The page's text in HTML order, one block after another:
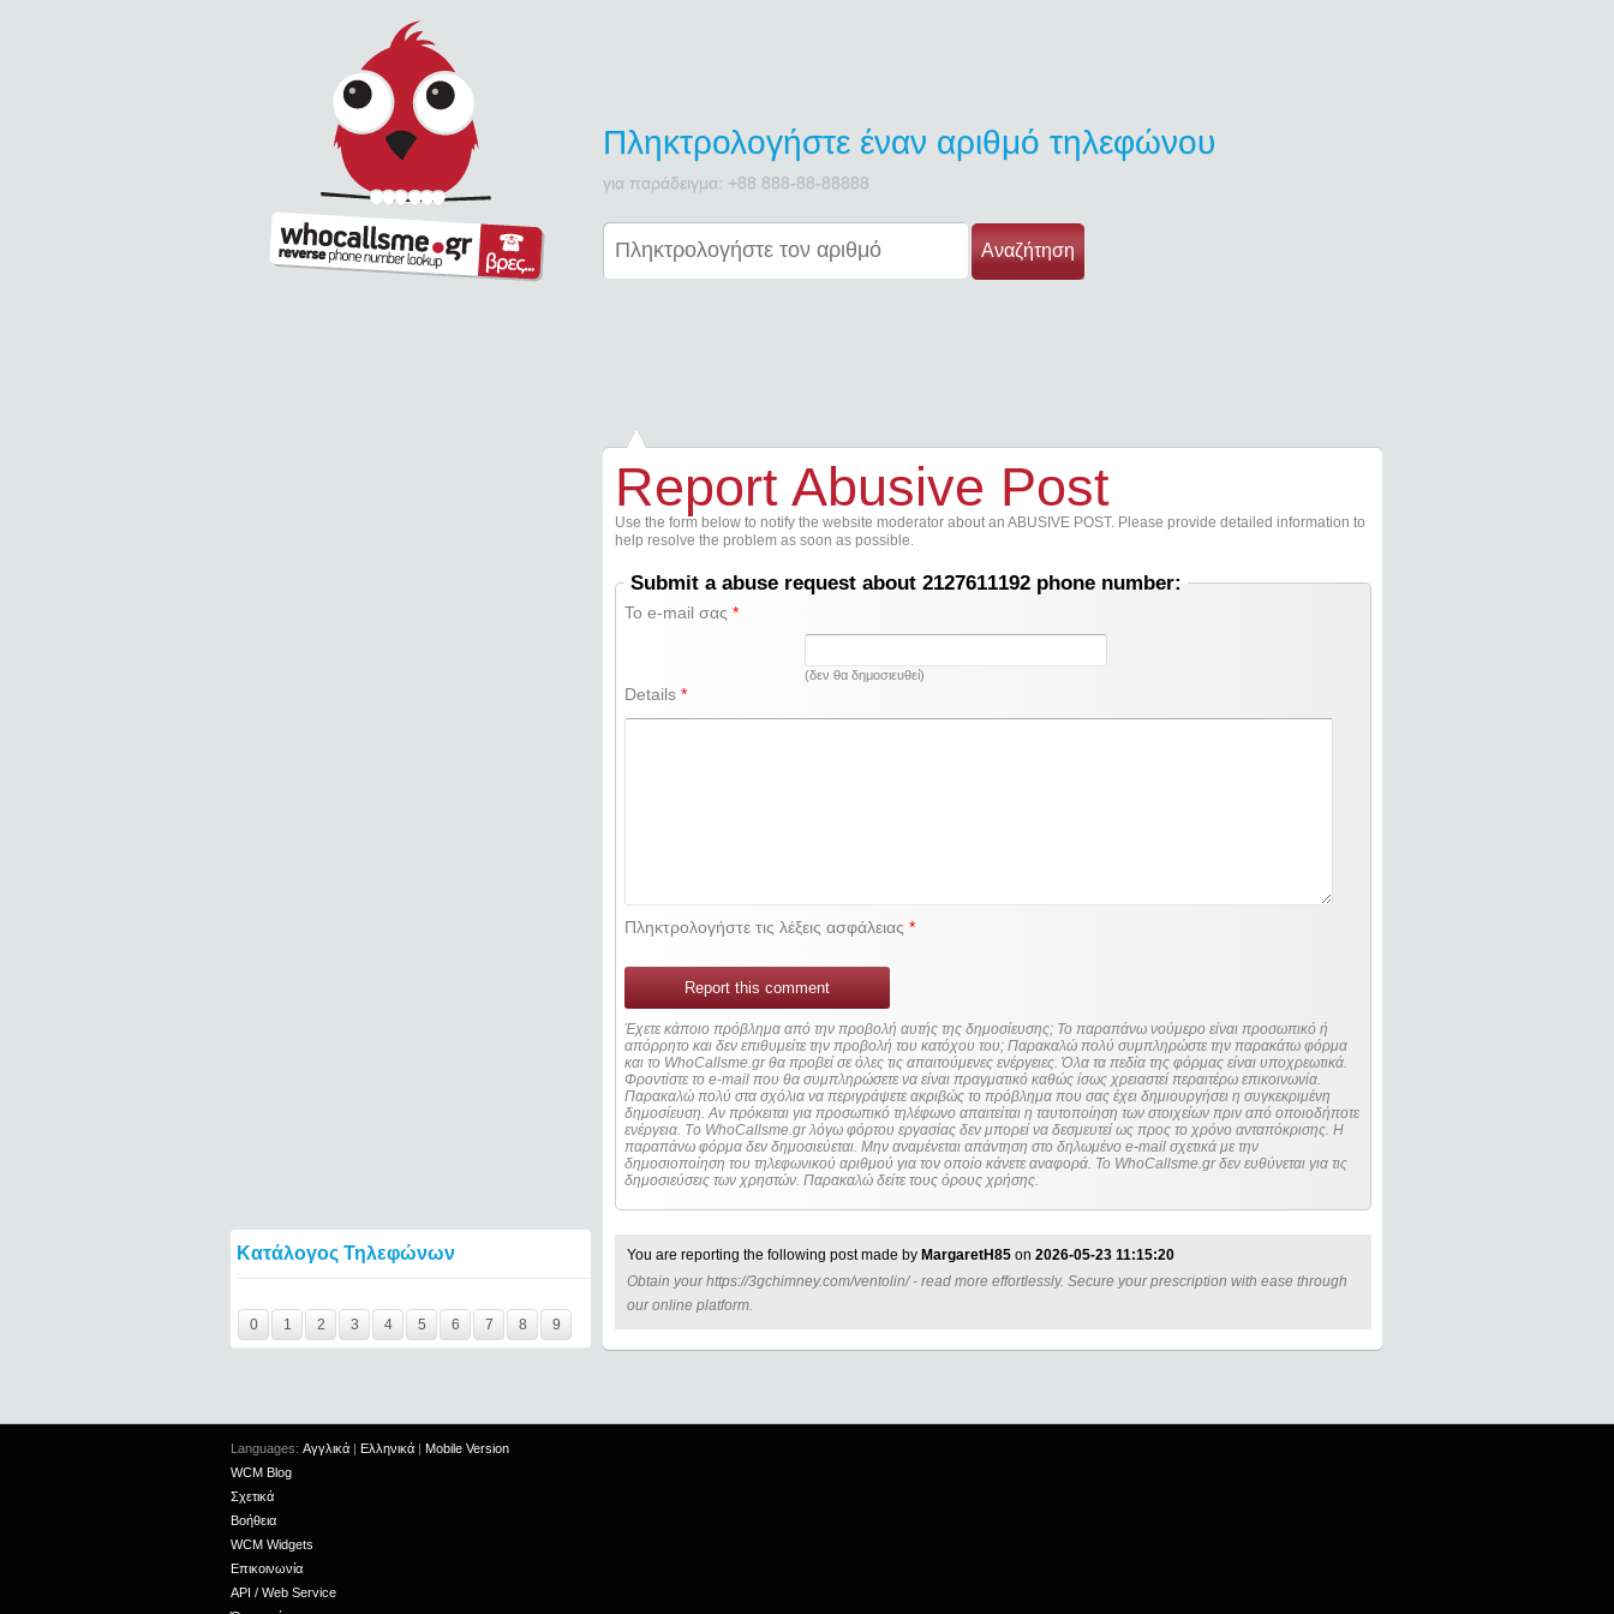
Πληκτρολογήστε έναν αριθμό τηλεφώνου
για παράδειγμα: +88 888-88-88888
Αναζήτηση
Κατάλογος Τηλεφώνων
0
1 2 3 4 5 6 7 8 9
Report Abusive Post
Use the form below to notify the website moderator about an ABUSIVE POST. Please provide detailed information to
help resolve the problem as soon as possible.
Submit a abuse request about 2127611192 phone number:
Το e-mail σας*
(δεν θα δημοσιευθεί)
Details*
Πληκτρολογήστε τις λέξεις ασφάλειας*
Report this comment
Έχετε κάποιο πρόβλημα από την προβολή αυτής της δημοσίευσης; Το παραπάνω νούμερο είναι προσωπικό ή
απόρρητο και δεν επιθυμείτε την προβολή του κατόχου του; Παρακαλώ πολύ συμπληρώστε την παρακάτω φόρμα
και το WhoCallsme.gr θα προβεί σε όλες τις απαιτούμενες ενέργειες. Όλα τα πεδία της φόρμας είναι υποχρεωτικά.
Φροντίστε το e-mail που θα συμπληρώσετε να είναι πραγματικό καθώς ίσως χρειαστεί περαιτέρω επικοινωνία.
Παρακαλώ πολύ στα σχόλια να περιγράψετε ακριβώς το πρόβλημα που σας έχει δημιουργήσει η συγκεκριμένη
δημοσίευση. Αν πρόκειται για προσωπικό τηλέφωνο απαιτείται η ταυτοποίηση των στοιχείων πριν από οποιοδήποτε
ενέργεια. Τo WhoCallsme.gr λόγω φόρτου εργασίας δεν μπορεί να δεσμευτεί ως προς το χρόνο ανταπόκρισης. Η
παραπάνω φόρμα δεν δημοσιεύεται. Μην αναμένεται απάντηση στο δηλωμένο e-mail σχετικά με την
δημοσιοποίηση του τηλεφωνικού αριθμού για τον οποίο κάνετε αναφορά. Το WhoCallsme.gr δεν ευθύνεται για τις
δημοσιεύσεις των χρηστών. Παρακαλώ δείτε τους όρους χρήσης.
You are reporting the following post made by MargaretH85 on 2026-05-23 11:15:20
Obtain your https://3gchimney.com/ventolin/ - read more effortlessly. Secure your prescription with ease through
our online platform.
Languages: Αγγλικά | Ελληνικά | Mobile Version
WCM Blog
Σχετικά
Βοήθεια
WCM Widgets
Επικοινωνία
API / Web Service